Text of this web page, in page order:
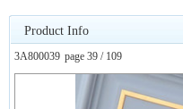
Product Info
3A800039 page 39 / 109